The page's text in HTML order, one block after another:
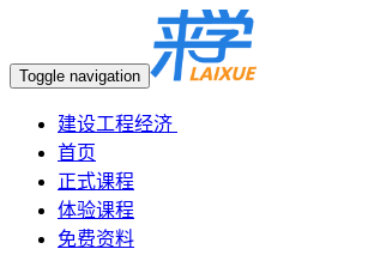
Toggle navigation
建设工程经济
首页
正式课程
体验课程
免费资料